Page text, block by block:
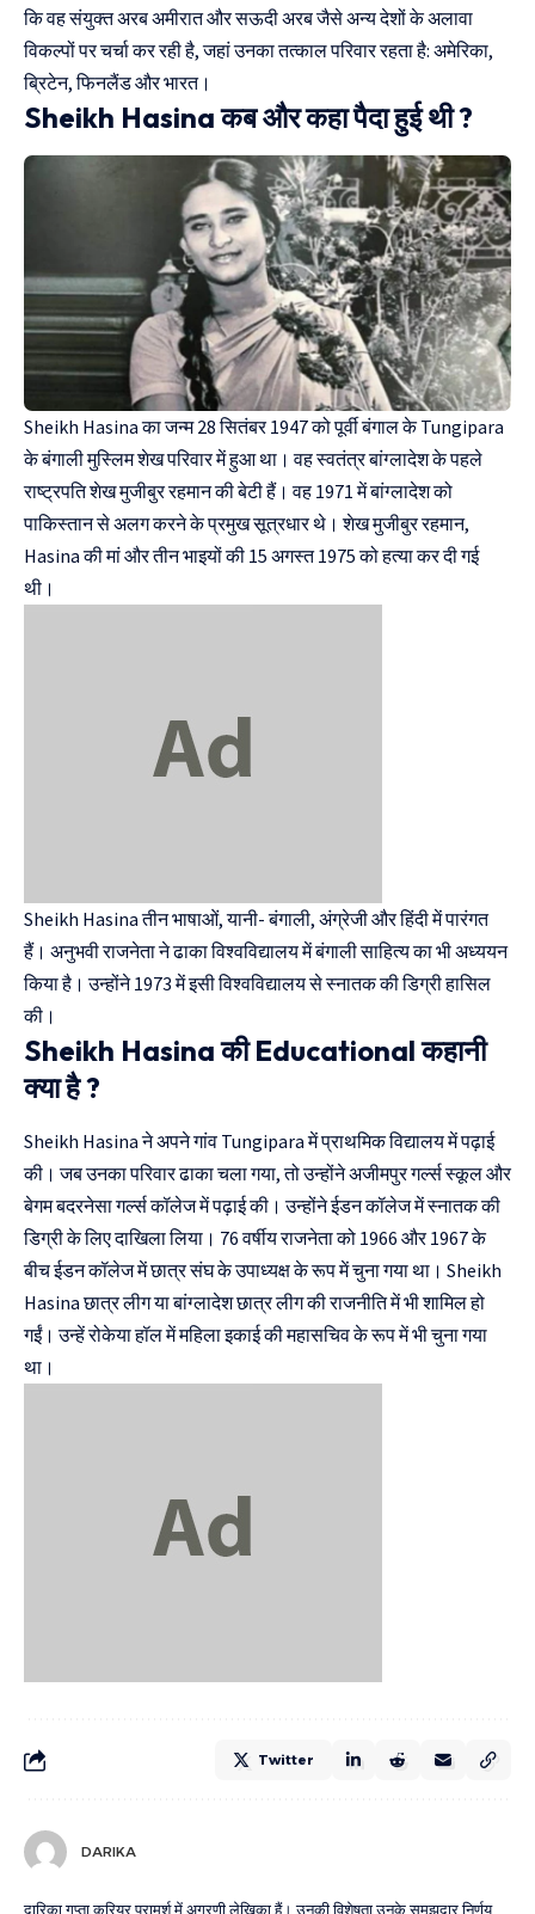
कि वह संयुक्त अरब अमीरात और सऊदी अरब जैसे अन्य देशों के अलावा
विकल्पों पर चर्चा कर रही है, जहां उनका तत्काल परिवार रहता है: अमेरिका,
ब्रिटेन, फिनलैंड और भारत।
Sheikh Hasina कब और कहा पैदा हुई थी ?
Sheikh Hasina का जन्म 28 सितंबर 1947 को पूर्वी बंगाल के Tungipara
के बंगाली मुस्लिम शेख परिवार में हुआ था। वह स्वतंत्र बांग्लादेश के पहले
राष्ट्रपति शेख मुजीबुर रहमान की बेटी हैं। वह 1971 में बांग्लादेश को
पाकिस्तान से अलग करने के प्रमुख सूत्रधार थे। शेख मुजीबुर रहमान,
Hasina की मां और तीन भाइयों की 15 अगस्त 1975 को हत्या कर दी गई
थी।
Sheikh Hasina तीन भाषाओं, यानी- बंगाली, अंग्रेजी और हिंदी में पारंगत
हैं। अनुभवी राजनेता ने ढाका विश्वविद्यालय में बंगाली साहित्य का भी अध्ययन
किया है। उन्होंने 1973 में इसी विश्वविद्यालय से स्नातक की डिग्री हासिल
की।
Sheikh Hasina की Educational कहानी
क्या है ?
Sheikh Hasina ने अपने गांव Tungipara में प्राथमिक विद्यालय में पढ़ाई
की। जब उनका परिवार ढाका चला गया, तो उन्होंने अजीमपुर गर्ल्स स्कूल और
बेगम बदरनेसा गर्ल्स कॉलेज में पढ़ाई की। उन्होंने ईडन कॉलेज में स्नातक की
डिग्री के लिए दाखिला लिया। 76 वर्षीय राजनेता को 1966 और 1967 के
बीच ईडन कॉलेज में छात्र संघ के उपाध्यक्ष के रूप में चुना गया था। Sheikh
Hasina छात्र लीग या बांग्लादेश छात्र लीग की राजनीति में भी शामिल हो
गईं। उन्हें रोकेया हॉल में महिला इकाई की महासचिव के रूप में भी चुना गया
था।
Twitter
DARIKA
दारिका गुप्ता करियर परामर्श में अग्रणी लेखिका हैं। उनकी विशेषता उनके समझदार निर्णय